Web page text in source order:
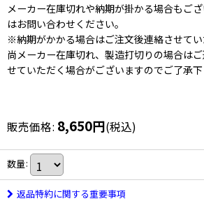
メーカー在庫切れや納期が掛かる場合もご
はお問い合わせください。
※納期がかかる場合はご注文後連絡させてい
尚メーカー在庫切れ、製造打切りの場合は
せていただく場合がございますのでご了承下
販売価格: 8,650円(税込)
数量:
返品特約に関する重要事項